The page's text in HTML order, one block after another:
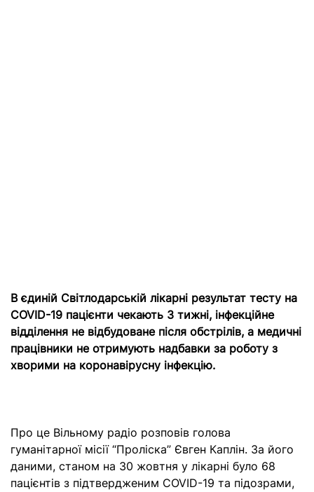
В єдиній Світлодарській лікарні результат тесту на
СOVID-19 пацієнти чекають 3 тижні, інфекційне
відділення не відбудоване після обстрілів, а медичні
працівники не отримують надбавки за роботу з
хворими на коронавірусну інфекцію.
Про це Вільному радіо розповів голова
гуманітарної місії “Проліска” Євген Каплін. За його
даними, станом на 30 жовтня у лікарні було 68
пацієнтів з підтвердженим СOVID-19 та підозрами,